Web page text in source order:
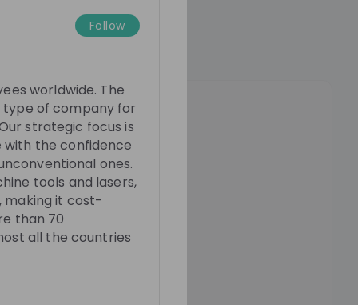
to career live
Follow
worldwide. The
type of company for
strategic focus is
the confidence
ones.
tools and lasers,
making it cost-
than 70
all the countries